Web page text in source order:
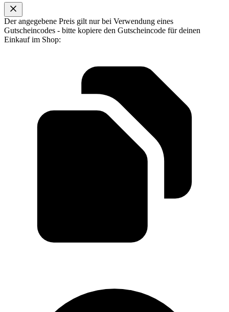
Der angegebene Preis gilt nur bei Verwendung eines
Gutscheincodes - bitte kopiere den Gutscheincode für deinen
Einkauf im Shop: